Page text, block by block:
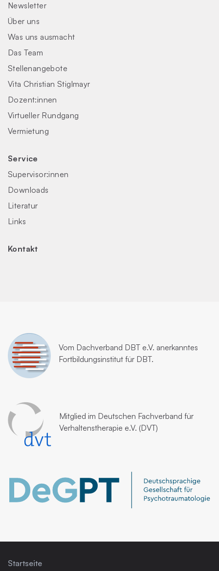
Newsletter
Über uns
Was uns ausmacht
Das Team
Stellenangebote
Vita Christian Stiglmayr
Dozent:innen
Virtueller Rundgang
Vermietung
Service
Supervisor:innen
Downloads
Literatur
Links
Kontakt
Vom Dachverband DBT e.V. anerkanntes
Fortbildungsinstitut für DBT.
Mitglied im Deutschen Fachverband für
Verhaltenstherapie e.V. (DVT)
Startseite